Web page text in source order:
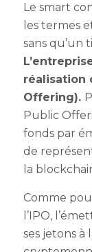
Le smart
les termes
sans qu’un
réalisation
Offering).
Public
fonds par
de
la
Comme
l’IPO,
ses jetons à